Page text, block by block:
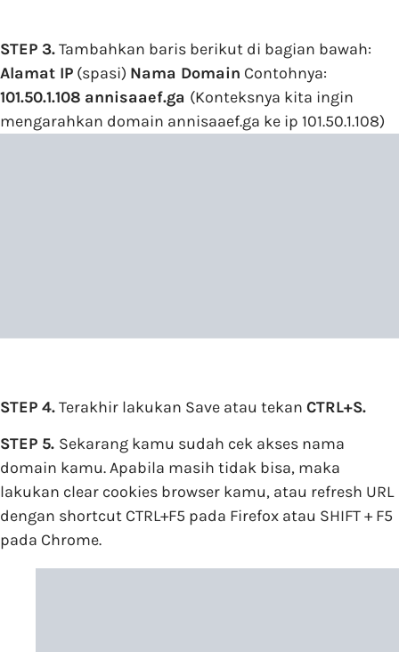
STEP 3.Tambahkan baris berikut di bagian bawah:
Alamat IP (spasi) Nama Domain Contohnya:
101.50.1.108 annisaaef.ga (Konteksnya kita ingin
mengarahkan domain annisaaef.ga ke ip 101.50.1.108)
STEP 4.Terakhir lakukan Save atau tekan CTRL+S.
STEP 5. Sekarang kamu sudah cek akses nama
domain kamu. Apabila masih tidak bisa, maka
lakukan clear cookies browser kamu, atau refresh URL
dengan shortcut CTRL+F5 pada Firefox atau SHIFT + F5
pada Chrome.